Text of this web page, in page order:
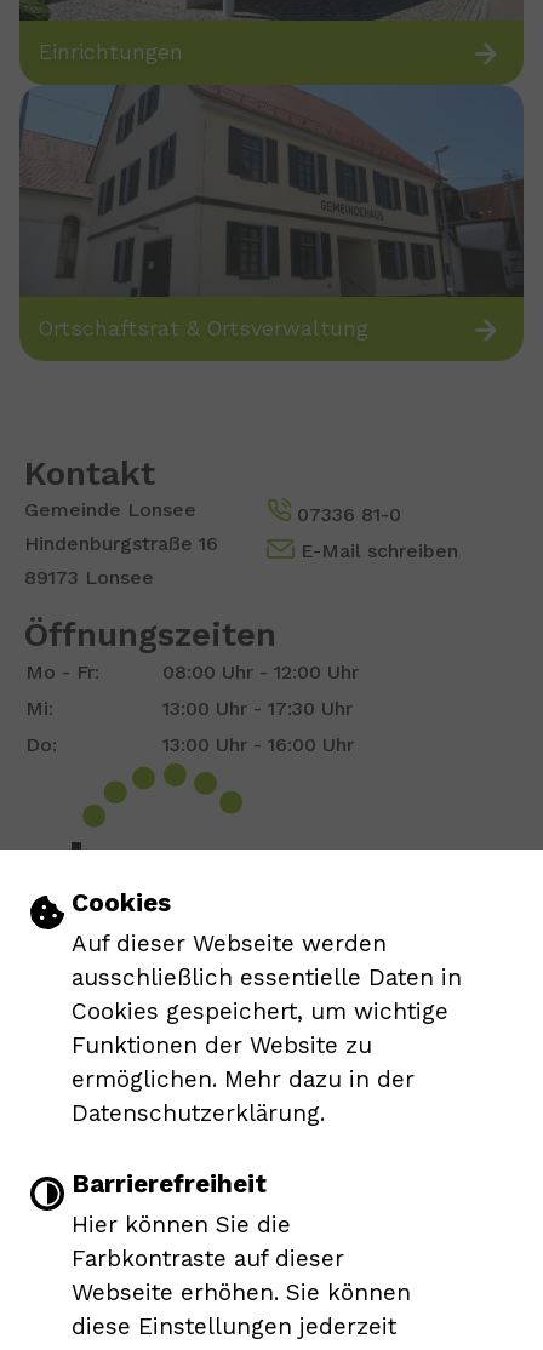
Einstellungen zu Cookies und
Cookies
Auf dieser Webseite werden
ausschließlich essentielle Daten in
Cookies gespeichert, um wichtige
Funktionen der Website zu
ermöglichen. Mehr dazu in der
Datenschutzerklärung.
Barrierefreiheit
Hier können Sie die
Farbkontraste auf dieser
Webseite erhöhen. Sie können
diese Einstellungen jederzeit
Einrichtungen
Ortschaftsrat & Ortsverwaltung
Kontakt
Gemeinde Lonsee
Hindenburgstraße 16
89173 Lonsee
07336 81-0
E-Mail schreiben
Öffnungszeiten
Mo - Fr:
08:00 Uhr - 12:00 Uhr
Mi:
13:00 Uhr - 17:30 Uhr
Do:
13:00 Uhr - 16:00 Uhr
Show larger version for:
Leichte Sprache
Gebärdensprache
Barrierefreie Ansicht
Responsive Web|Impressum
Datenschutzerklärung